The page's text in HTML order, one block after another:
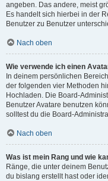
angeben. Das andere, meist
Es handelt sich hierbei in der
Benutzer zu Benutzer
Nach oben
Wie verwende ich einen
In deinem persönlichen
der folgenden vier Methoden
Hochladen. Die Board-
Benutzer Avatare benutzen
solltest du die Board-
Nach oben
Was ist mein Rang und wie
Ränge, die unter deinem
du bislang erstellt hast oder